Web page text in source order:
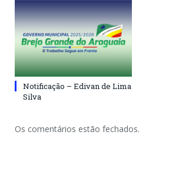
Notificação – Edivan de Lima
Silva
Os comentários estão fechados.